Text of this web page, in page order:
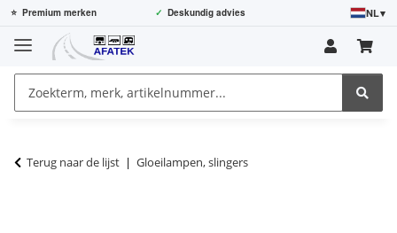
⭐ Premium merken ✓ Deskundig advies NL▾
Terug naar de lijst Gloeilampen, slingers